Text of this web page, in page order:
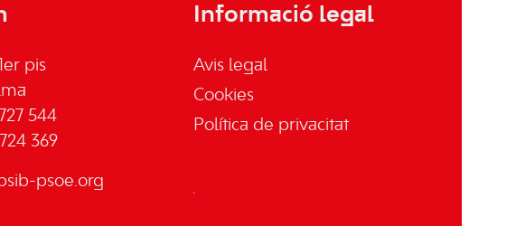
pis
727 544
369
psoe.org
Informació legal
Avis legal
Cookies
Política de privacitat